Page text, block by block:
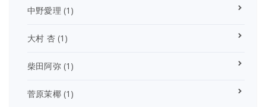
中野愛理 (1)
大村 杏(1)
柴田阿弥(1)
菅原茉椰(1)